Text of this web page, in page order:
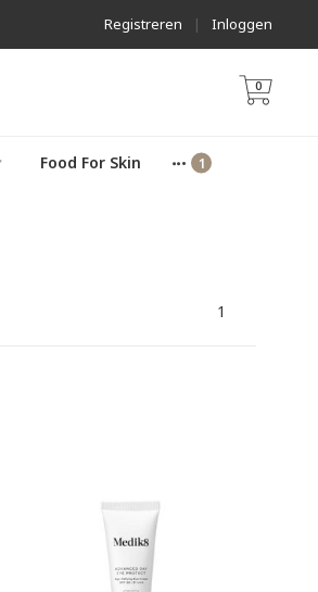
Inloggen
|
Registreren
0
Food For Skin
1